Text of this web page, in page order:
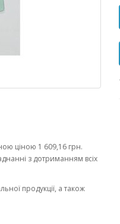
ціною 1 609,16 грн.
з дотриманням всіх
продукції, а також